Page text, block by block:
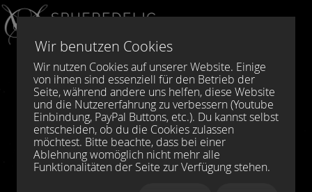
Sprache auswählen
Wir benutzen Cookies
Wir nutzen Cookies auf unserer Website. Einige
von ihnen sind essenziell für den Betrieb der
Seite, während andere uns helfen, diese Website
und die Nutzererfahrung zu verbessern (Youtube
Einbindung, PayPal Buttons, etc.). Du kannst selbst
entscheiden, ob du die Cookies zulassen
möchtest. Bitte beachte, dass bei einer
Ablehnung womöglich nicht mehr alle
Funktionalitäten der Seite zur Verfügung stehen.